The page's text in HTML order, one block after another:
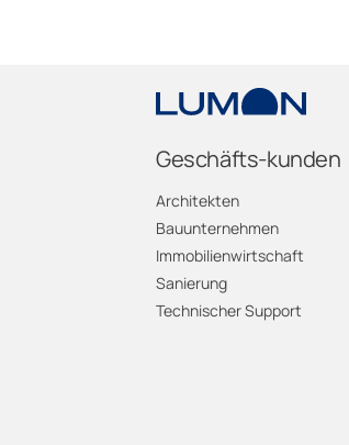
Geschäfts-kunden
Architekten
Bauunternehmen
Immobilienwirtschaft
Sanierung
Technischer Support